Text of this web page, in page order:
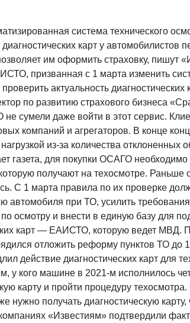
система технического
карт у
им оформить страховку, пишут
призванная с 1 марта изменить
актуальность
по развитию страхового бизнеса
сумели даже войти в этот сервис.
компаний и агрегаторов. В конце
из-за количества отклоненных
газета, для покупки ОСАГО необходимо
получают на техосмотре.
С 1 марта правила по их проверке
автомобиля при ТО, усилить
осмотру и внести в единую базу для
карт — ЕАИСТО, которую ведет МВД.
отложить реформу пунктов ТО до
действие диагностических карт для
у кого машине в 2021-м исполнилось
карту и пройти процедуру
нужно получать диагностическую
«Известиям» подтвердили